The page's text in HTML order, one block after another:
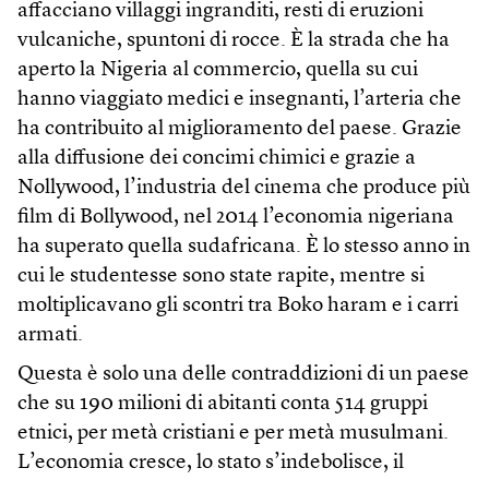
affacciano villaggi ingranditi, resti di eruzioni
vulcaniche, spuntoni di rocce. È la strada che ha
aperto la Nigeria al commercio, quella su cui
hanno viaggiato medici e insegnanti, l’arteria che
ha contribuito al miglioramento del paese. Grazie
alla diffusione dei concimi chimici e grazie a
Nollywood, l’industria del cinema che produce più
film di Bollywood, nel 2014 l’economia nigeriana
ha superato quella sudafricana. È lo stesso anno in
cui le studentesse sono state rapite, mentre si
moltiplicavano gli scontri tra Boko haram e i carri
armati.
Questa è solo una delle contraddizioni di un paese
che su 190 milioni di abitanti conta 514 gruppi
etnici, per metà cristiani e per metà musulmani.
L’economia cresce, lo stato s’indebolisce, il